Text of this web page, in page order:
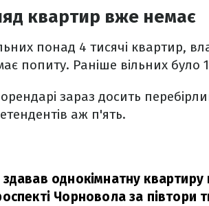
квартир вже немає
понад 4 тисячі квартир,
попиту. Раніше вільних було
зараз досить
аж п'ять.
однокімнатну
Чорновола за півтори